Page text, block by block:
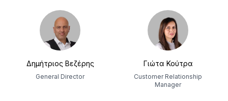
Δημήτριος Βεζέρης
General Director
Γιώτα Κούτρα
Customer Relationship
Manager